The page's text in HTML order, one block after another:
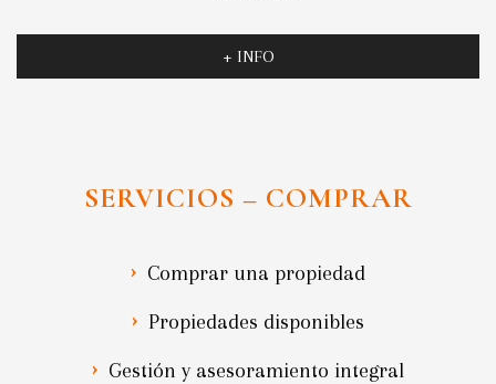
+ INFO
SERVICIOS – COMPRAR
Comprar una propiedad
Propiedades disponibles
Gestión y asesoramiento integral